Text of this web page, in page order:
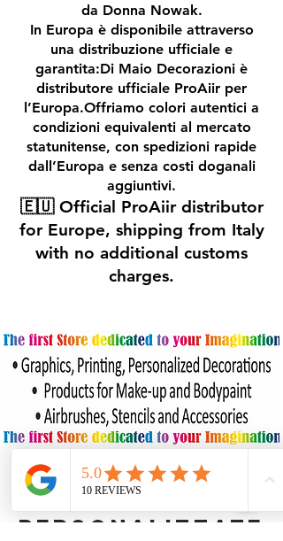
da Donna Nowak.
In Europa è disponibile attraverso
una distribuzione ufficiale e
garantita:Di Maio Decorazioni è
distributore ufficiale ProAiir per
l’Europa.Offriamo colori autentici a
condizioni equivalenti al mercato
statunitense, con spedizioni rapide
dall’Europa e senza costi doganali
aggiuntivi.
🇪🇺 Official ProAiir distributor
for Europe, shipping from Italy
with no additional customs
charges.
realizziamo
decorazioni
personalizzate